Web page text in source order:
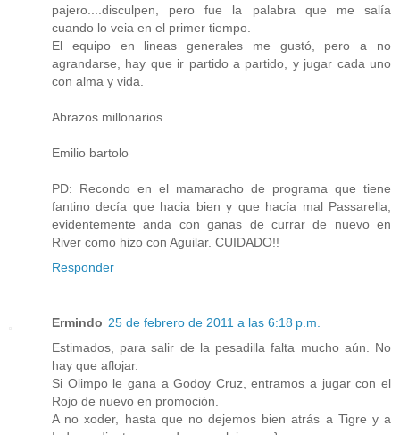
pajero....disculpen, pero fue la palabra que me salía
cuando lo veia en el primer tiempo.
El equipo en lineas generales me gustó, pero a no
agrandarse, hay que ir partido a partido, y jugar cada uno
con alma y vida.
Abrazos millonarios
Emilio bartolo
PD: Recondo en el mamaracho de programa que tiene
fantino decía que hacia bien y que hacía mal Passarella,
evidentemente anda con ganas de currar de nuevo en
River como hizo con Aguilar. CUIDADO!!
Responder
Ermindo 25 de febrero de 2011 a las 6:18 p.m.
Estimados, para salir de la pesadilla falta mucho aún. No
hay que aflojar.
Si Olimpo le gana a Godoy Cruz, entramos a jugar con el
Rojo de nuevo en promoción.
A no xoder, hasta que no dejemos bien atrás a Tigre y a